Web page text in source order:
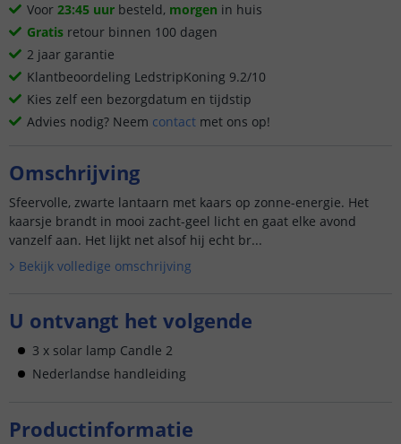
Voor 23:45 uur besteld, morgen in huis
Gratis retour binnen 100 dagen
2 jaar garantie
Klantbeoordeling LedstripKoning 9.2/10
Kies zelf een bezorgdatum en tijdstip
Advies nodig? Neem contact met ons op!
Omschrijving
Sfeervolle, zwarte lantaarn met kaars op zonne-energie. Het
kaarsje brandt in mooi zacht-geel licht en gaat elke avond
vanzelf aan. Het lijkt net alsof hij echt br...
Bekijk volledige omschrijving
U ontvangt het volgende
3 x solar lamp Candle 2
Nederlandse handleiding
Productinformatie